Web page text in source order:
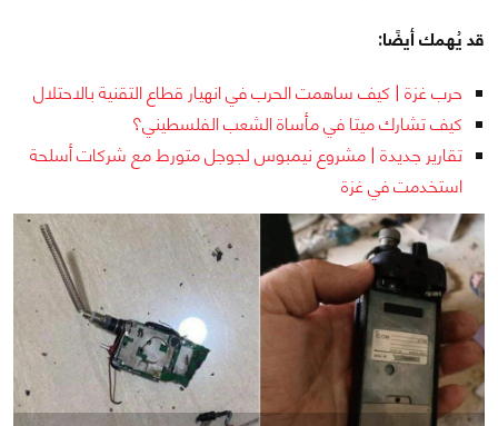
قد يُهمك أيضًا:
حرب غزة | كيف ساهمت الحرب في انهيار قطاع التقنية بالاحتلال
كيف تشارك ميتا في مأساة الشعب الفلسطيني؟
تقارير جديدة | مشروع نيمبوس لجوجل متورط مع شركات أسلحة
استخدمت في غزة